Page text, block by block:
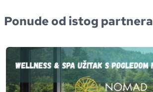
Ponude od istog partnera